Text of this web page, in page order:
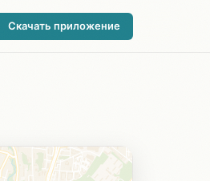
Скачать приложение